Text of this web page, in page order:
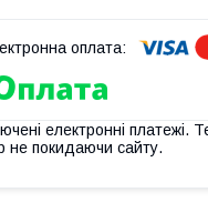
електронні платежі.
не покидаючи сайту.